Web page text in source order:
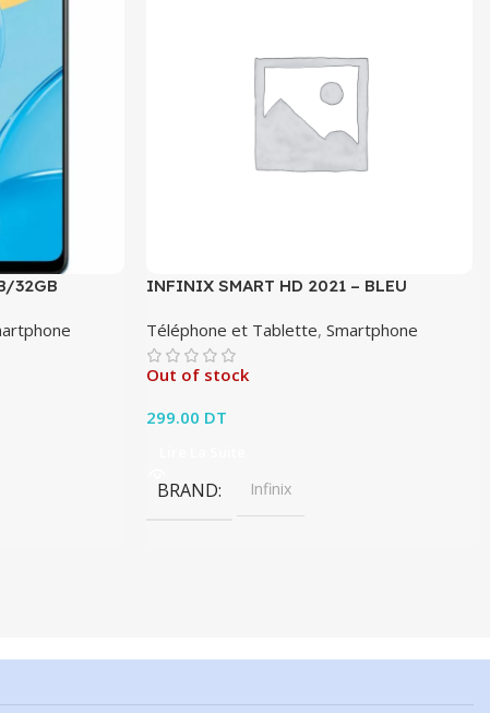
32GB INFINIX SMART HD 2021 – BLEU
Téléphone et Tablette,Smartphone
Out of stock
299.00 DT
BRAND Infinix